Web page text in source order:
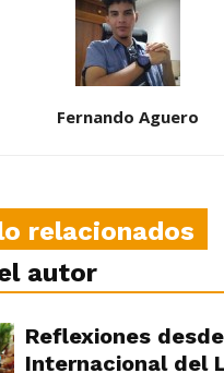
Fernando Aguero
relacionados
autor
Reflexiones
Internacional del